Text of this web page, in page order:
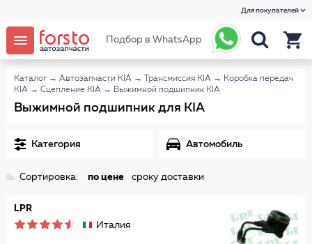
Для покупателей
Подбор в WhatsApp
Каталог → Автозапчасти KIA → Трансмиссия KIA → Коробка передач
KIA → Сцепление KIA → Выжимной подшипник KIA
Выжимной подшипник для KIA
Категория Автомобиль
Сортировка: по цене сроку доставки
LPR
Италия